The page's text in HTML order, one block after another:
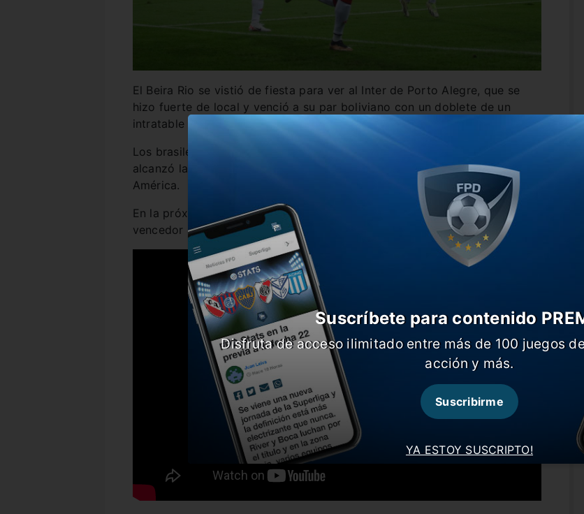
El Beira Rio se vistió de fiesta para ver al Inter de Porto Alegre, que se
hizo fuerte de local y venció a su par boliviano con un doblete de un
intratable Enner Valencia.
Los brasileños alcanzaron un 3-0 en el global sobre el Bolívar y así
alcanzó la clasificación a las semifinales de la Copa Libertadores de
América.
En la próxima instancia, el conjunto de Eduardo Coudet se medirá ante el
vencedor de Olimpia vs Fluminense. La ida fue 2-0 para los cariocas.
YA ESTOY SUSCRIPTO!
Suscríbete para contenido
Disfruta de acceso ilimitado entre más de 100 juegos
acción y más.
Suscribirme